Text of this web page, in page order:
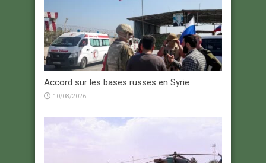
Accord sur les bases russes en Syrie
10/08/2026